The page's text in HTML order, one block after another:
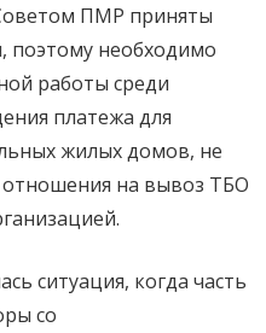
ПМР приняты
поэтому необходимо
работы среди
платежа для
жилых домов, не
на вывоз ТБО
ситуация, когда часть
со